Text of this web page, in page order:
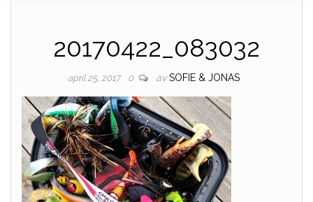
20170422_083032
april 25, 2017 0 av SOFIE & JONAS